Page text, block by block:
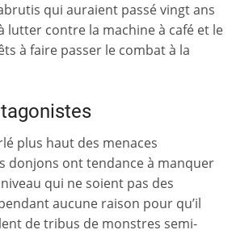
qui auraient passé vingt ans
lutter contre la machine à café et le
à faire passer le combat à la
plus haut des menaces
donjons ont tendance à manquer
qui ne soient pas des
aucune raison pour qu’il
de tribus de monstres semi-